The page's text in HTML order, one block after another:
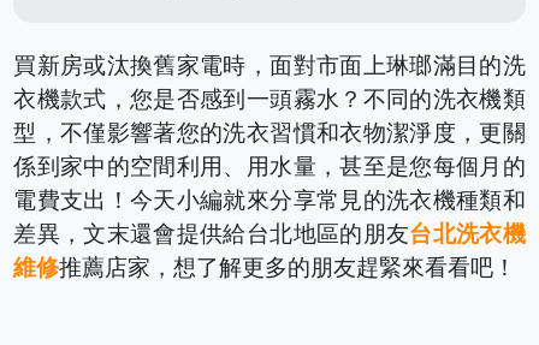
買新房或汰換舊家電時，面對市面上琳瑯滿目的洗
衣機款式，您是否感到一頭霧水？不同的洗衣機類
型，不僅影響著您的洗衣習慣和衣物潔淨度，更關
係到家中的空間利用、用水量，甚至是您每個月的
電費支出！今天小編就來分享常見的洗衣機種類和
差異，文末還會提供給台北地區的朋友台北洗衣機
維修推薦店家，想了解更多的朋友趕緊來看看吧！